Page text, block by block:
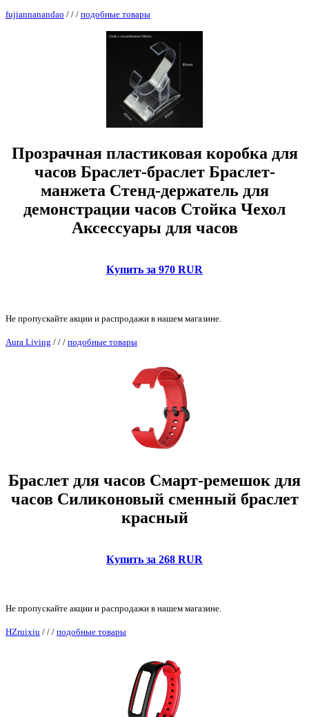
fujiannanandao / / / подобные товары
Прозрачная пластиковая коробка для
часов Браслет-браслет Браслет-
манжета Стенд-держатель для
демонстрации часов Стойка Чехол
Аксессуары для часов
Купить за 970 RUR
Не пропускайте акции и распродажи в нашем магазине.
Aura Living / / / подобные товары
Браслет для часов Смарт-ремешок для
часов Силиконовый сменный браслет
красный
Купить за 268 RUR
Не пропускайте акции и распродажи в нашем магазине.
HZruixiu / / / подобные товары